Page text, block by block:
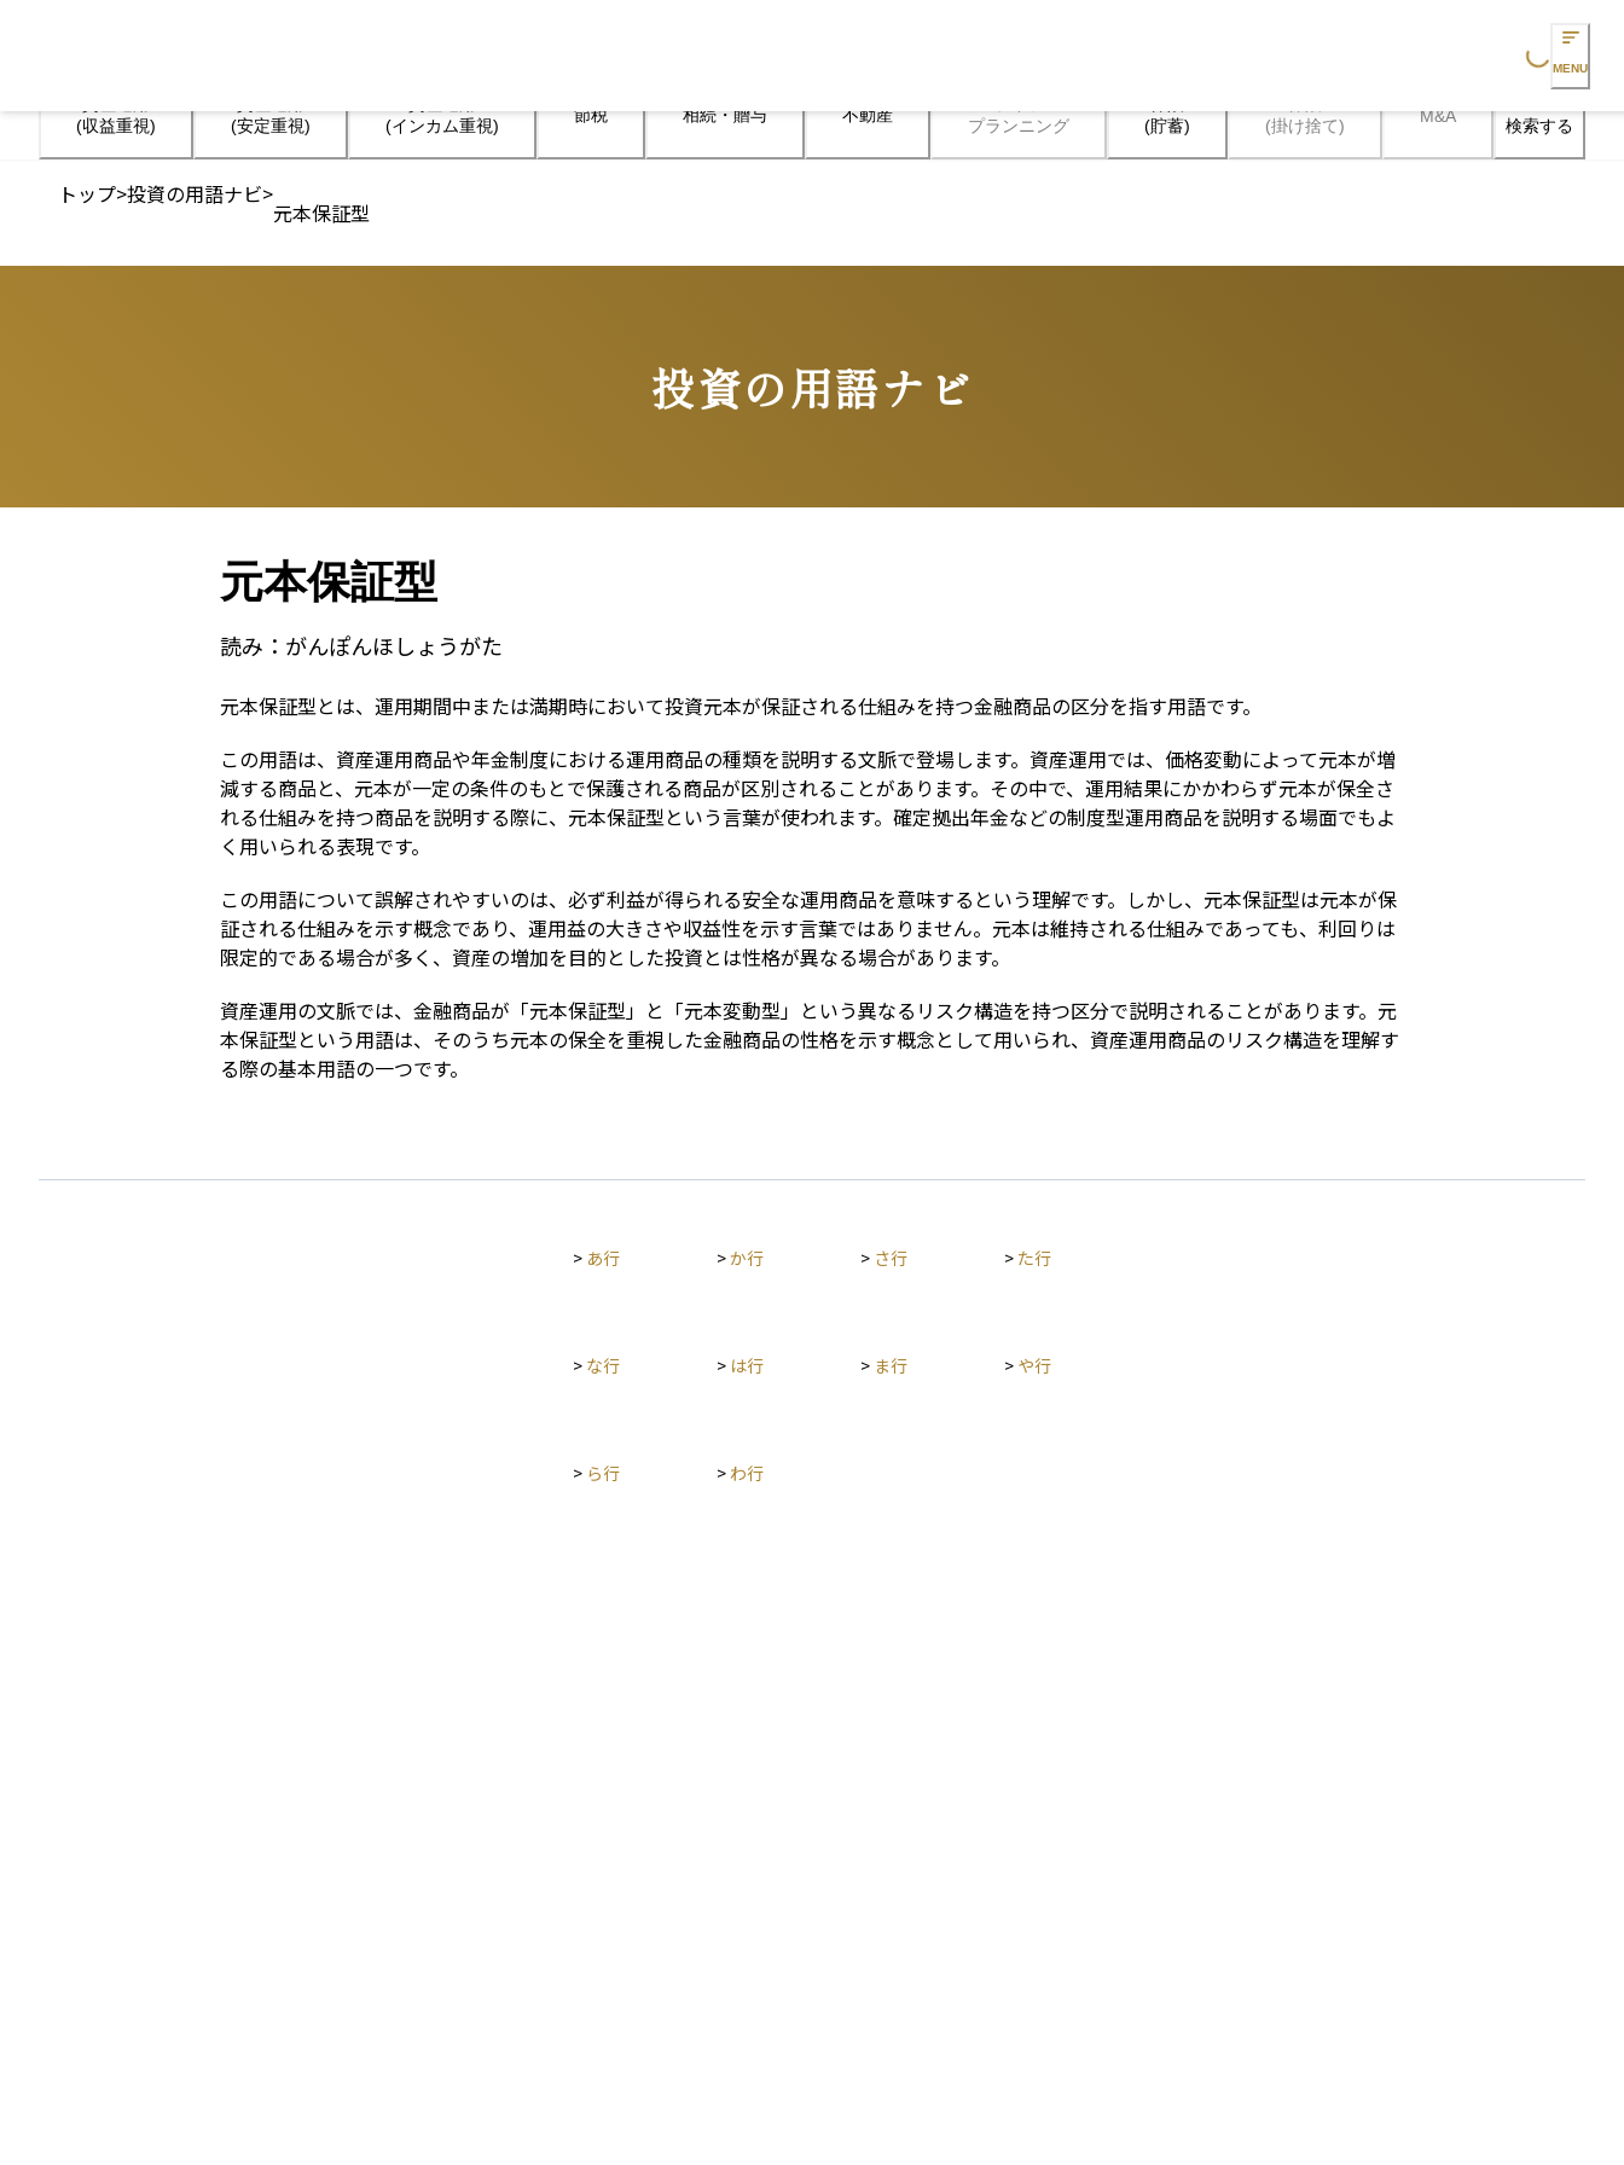
Loading... MENU
(収益重視)
(安定重視)
(インカム重視)
節税 相続・贈与 不動産
プランニング
(貯蓄)
(掛け捨て)
M&A 検索する
トップ>投資の用語ナビ>
元本保証型
投資の用語ナビ
Terms
元本保証型
読み： がんぽんほしょうがた
元本保証型とは、運用期間中または満期時において投資元本が保証される仕組みを持つ金融商品の区分を指す用語です。
この用語は、資産運用商品や年金制度における運用商品の種類を説明する文脈で登場します。資産運用では、価格変動によって元本が増
減する商品と、元本が一定の条件のもとで保護される商品が区別されることがあります。その中で、運用結果にかかわらず元本が保全さ
れる仕組みを持つ商品を説明する際に、元本保証型という言葉が使われます。確定拠出年金などの制度型運用商品を説明する場面でもよ
く用いられる表現です。
この用語について誤解されやすいのは、必ず利益が得られる安全な運用商品を意味するという理解です。しかし、元本保証型は元本が保
証される仕組みを示す概念であり、運用益の大きさや収益性を示す言葉ではありません。元本は維持される仕組みであっても、利回りは
限定的である場合が多く、資産の増加を目的とした投資とは性格が異なる場合があります。
資産運用の文脈では、金融商品が「元本保証型」と「元本変動型」という異なるリスク構造を持つ区分で説明されることがあります。元
本保証型という用語は、そのうち元本の保全を重視した金融商品の性格を示す概念として用いられ、資産運用商品のリスク構造を理解す
る際の基本用語の一つです。
> あ行 >か行 > さ行 > た行
> な行 > は行 > ま行 > や行
> ら行 > わ行